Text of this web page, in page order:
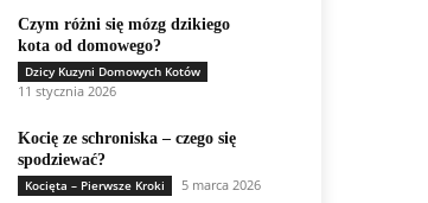
Czym różni się mózg dzikiego
kota od domowego?
Dzicy Kuzyni Domowych Kotów
11 stycznia 2026
Kocię ze schroniska – czego się
spodziewać?
Kocięta – Pierwsze Kroki 5 marca 2026